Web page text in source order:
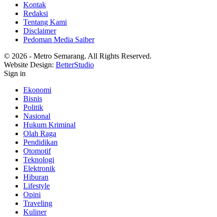
Kontak
Redaksi
Tentang Kami
Disclaimer
Pedoman Media Saiber
© 2026 - Metro Semarang. All Rights Reserved.
Website Design: BetterStudio
Sign in
Ekonomi
Bisnis
Politik
Nasional
Hukum Kriminal
Olah Raga
Pendidikan
Otomotif
Teknologi
Elektronik
Hiburan
Lifestyle
Opini
Traveling
Kuliner